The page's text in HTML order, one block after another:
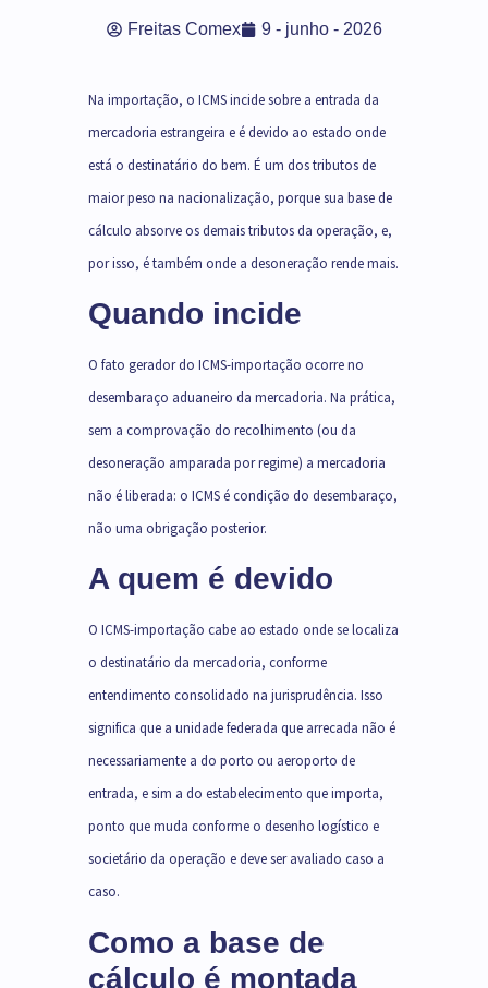
Freitas Comex 9 - junho - 2026
Na importação, o ICMS incide sobre a entrada da
mercadoria estrangeira e é devido ao estado onde
está o destinatário do bem. É um dos tributos de
maior peso na nacionalização, porque sua base de
cálculo absorve os demais tributos da operação, e,
por isso, é também onde a desoneração rende mais.
Quando incide
O fato gerador do ICMS-importação ocorre no
desembaraço aduaneiro da mercadoria. Na prática,
sem a comprovação do recolhimento (ou da
desoneração amparada por regime) a mercadoria
não é liberada: o ICMS é condição do desembaraço,
não uma obrigação posterior.
A quem é devido
O ICMS-importação cabe ao estado onde se localiza
o destinatário da mercadoria, conforme
entendimento consolidado na jurisprudência. Isso
significa que a unidade federada que arrecada não é
necessariamente a do porto ou aeroporto de
entrada, e sim a do estabelecimento que importa,
ponto que muda conforme o desenho logístico e
societário da operação e deve ser avaliado caso a
caso.
Como a base de
cálculo é montada